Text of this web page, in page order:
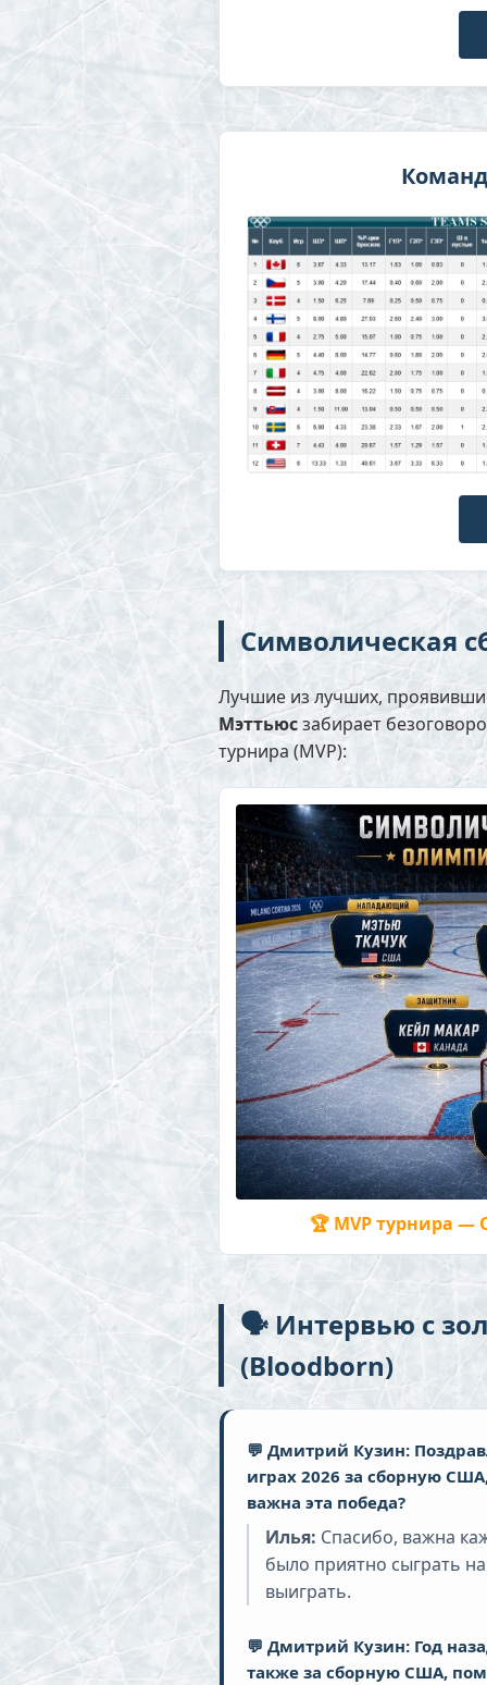
Символическая
Лучшие из лучших,
Мэттьюсзабирает
турнира (MVP):
🏆 MVP турнира —
🗣 Интервью с
(Bloodborn)
💬 Дмитрий Кузин:
играх 2026 за сборную
важна эта победа?
Илья: Спасибо, важна
было приятно сыграть
выиграть.
💬 Дмитрий Кузин: Год
также за сборную США,